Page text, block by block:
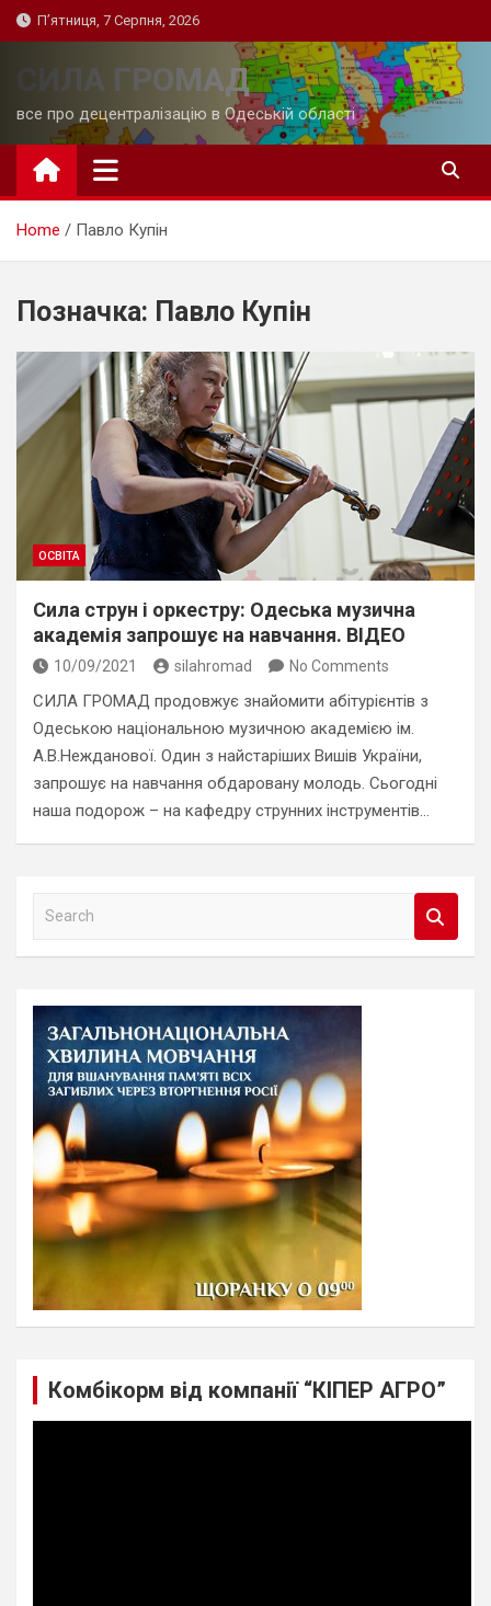
Skip
to
П’ятниця, 7 Серпня, 2026
СИЛА ГРОМАД
все про децентралізацію в Одеській області
Home Павло Купін
Позначка: Павло Купін
ОСВІТА
Сила струн і оркестру: Одеська музична
академія запрошує на навчання. ВІДЕО
10/09/2021 silahromad No Comments
СИЛА ГРОМАД продовжує знайомити абітурієнтів з
Одеською національною музичною академією ім.
А.В.Нежданової. Один з найстаріших Вишів України,
запрошує на навчання обдаровану молодь. Сьогодні
наша подорож – на кафедру струнних інструментів…
a
Комбікорм від компанії “КІПЕР АГРО”